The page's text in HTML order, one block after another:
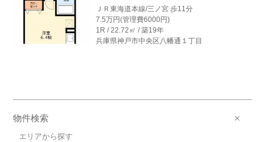
ＪＲ東海道本線/三ノ宮 歩11分
7.5万円(管理費6000円)
1R / 22.72㎡ / 築19年
兵庫県神戸市中央区八幡通１丁目
物件検索
エリアから探す